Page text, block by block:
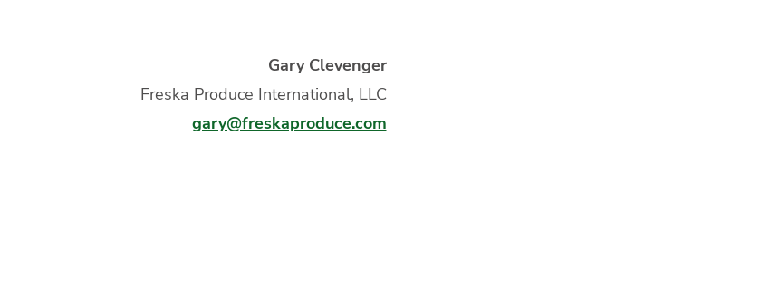
Gary Clevenger
Freska Produce International, LLC
gary@freskaproduce.com